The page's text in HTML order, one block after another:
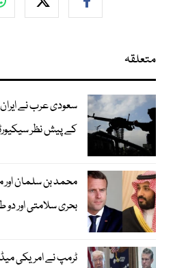
متعلقہ
سعودی عرب نے
کے پیش نظر
محمد بن سلمان اور
بحری سلامتی اور دو
ٹرمپ نے امریکی